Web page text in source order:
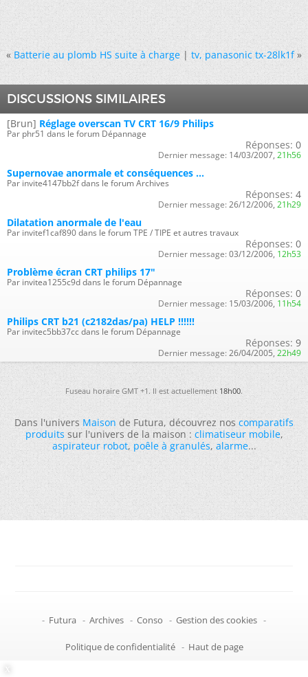
« Batterie au plomb HS suite à charge|tv, panasonic tx-28lk1f »
DISCUSSIONS SIMILAIRES
[Brun] Réglage overscan TV CRT 16/9 Philips
Par phr51 dans le forum Dépannage
Réponses: 0
Dernier message: 14/03/2007, 21h56
Supernovae anormale et conséquences ...
Par invite4147bb2f dans le forum Archives
Réponses: 4
Dernier message: 26/12/2006, 21h29
Dilatation anormale de l'eau
Par invitef1caf890 dans le forum TPE / TIPE et autres travaux
Réponses: 0
Dernier message: 03/12/2006, 12h53
Problème écran CRT philips 17"
Par invitea1255c9d dans le forum Dépannage
Réponses: 0
Dernier message: 15/03/2006, 11h54
Philips CRT b21 (c2182das/pa) HELP !!!!!!
Par invitec5bb37cc dans le forum Dépannage
Réponses: 9
Dernier message: 26/04/2005, 22h49
Fuseau horaire GMT +1. Il est actuellement18h00.
Dans l'universMaisonde Futura, découvrez noscomparatifs
produitssur l'univers de la maison :climatiseur mobile,
aspirateur robot,poêle à granulés,alarme...
- Futura - Archives - Conso - Gestion des cookies -
Politique de confidentialité - Haut de page